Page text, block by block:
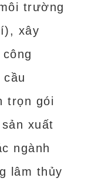
trường
xây
trọn gói
xuất
ngành
lâm thủy